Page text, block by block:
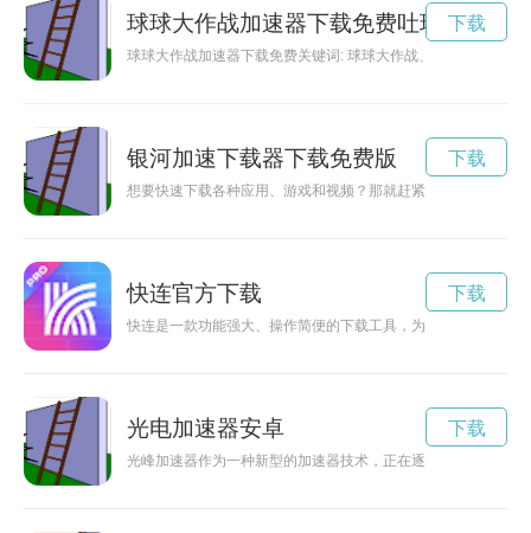
球球大作战加速器下载免费吐球防封号
球球大作战加速器下载免费关键词: 球球大作战、加速器、免费
下载
银河加速下载器下载免费版
想要快速下载各种应用、游戏和视频？那就赶紧下载银河加速
下载
快连官方下载
快连是一款功能强大、操作简便的下载工具，为用户提供免费
下载
光电加速器安卓
光峰加速器作为一种新型的加速器技术，正在逐渐受到科学家
下载